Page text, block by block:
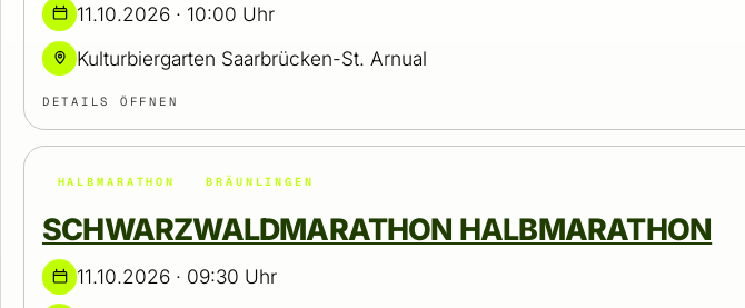
11.10.2026 · 10:00 Uhr
Kulturbiergarten Saarbrücken-St. Arnual
DETAILS ÖFFNEN
HALBMARATHON BRÄUNLINGEN
SCHWARZWALDMARATHON HALBMARATHON
11.10.2026 · 09:30 Uhr